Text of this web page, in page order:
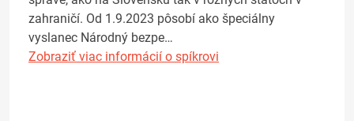
zahraničí. Od 1.9.2023 pôsobí ako špeciálny
vyslanec Národný bezpe…
Zobraziť viac informácií o spíkrovi